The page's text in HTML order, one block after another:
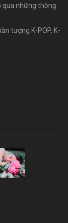
qua những thông
tượng K-POP, K-